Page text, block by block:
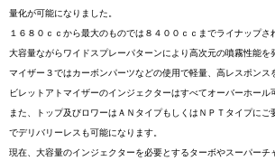
量化が可能になりました。
１６８０ｃｃから最大のものでは８４００ｃｃまでライナップさ
大容量ながらワイドスプレーパターンにより高次元の噴霧性能を
マイザー３ではカーボンパーツなどの使用で軽量、高レスポンス
ビレットアトマイザーのインジェクターはすべてオーバーホール
また、トップ及びロワーはＡＮタイプもしくはＮＰＴタイプに
でデリバリーレスも可能になります。
現在、大容量のインジェクターを必要とするターボやスーパーチ